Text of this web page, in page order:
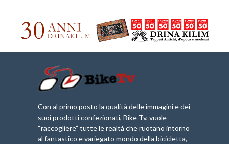
Con al primo posto la qualità delle immagini e dei
suoi prodotti confezionati, Bike Tv, vuole
“raccogliere” tutte le realtà che ruotano intorno
al fantastico e variegato mondo della bicicletta,